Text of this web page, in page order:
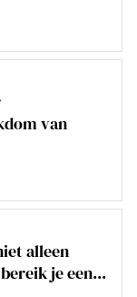
van
alleen
je een...